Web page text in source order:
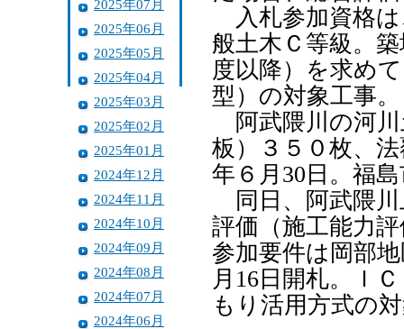
2025年07月
2025年06月
2025年05月
2025年04月
2025年03月
2025年02月
2025年01月
2024年12月
2024年11月
2024年10月
2024年09月
2024年08月
2024年07月
2024年06月
入札参加資格は
般土木Ｃ等級。
度以降）を求め
型）の対象工事。
阿武隈川の河川
板）３５０枚、
年６月30日。福
同日、阿武隈川
評価（施工能力
参加要件は岡部
月16日開札。Ｉ
もり活用方式の